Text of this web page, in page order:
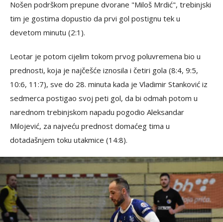
Nošen podrškom prepune dvorane "Miloš Mrdić", trebinjski
tim je gostima dopustio da prvi gol postignu tek u
devetom minutu (2:1).
Leotar je potom cijelim tokom prvog poluvremena bio u
prednosti, koja je najčešće iznosila i četiri gola (8:4, 9:5,
10:6, 11:7), sve do 28. minuta kada je Vladimir Stanković iz
sedmerca postigao svoj peti gol, da bi odmah potom u
narednom trebinjskom napadu pogodio Aleksandar
Milojević, za najveću prednost domaćeg tima u
dotadašnjem toku utakmice (14:8).